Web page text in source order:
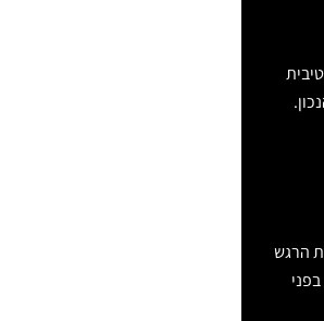
הרגש